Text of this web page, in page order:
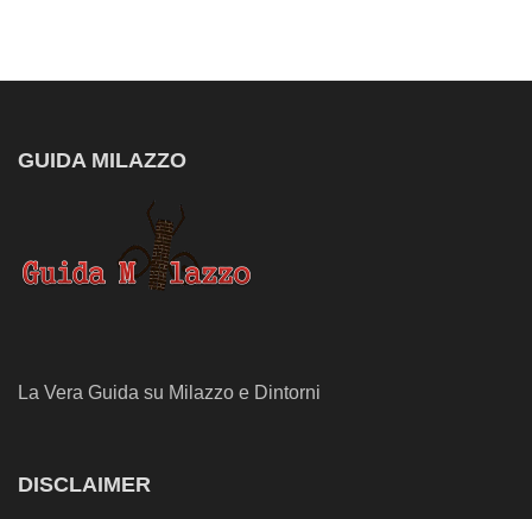
GUIDA MILAZZO
La Vera Guida su Milazzo e Dintorni
DISCLAIMER